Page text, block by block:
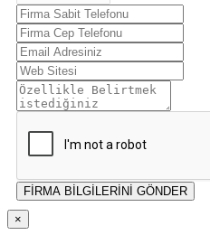
FİRMA BİLGİLERİNİ GÖNDER
×